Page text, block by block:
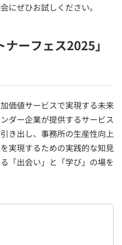
にぜひお試しください。
ナーフェス2025」
価値サービスで実現する未来
ダー企業が提供するサービス
き出し、事務所の生産性向上
実現するための実践的な知見
「出会い」と「学び」の場を